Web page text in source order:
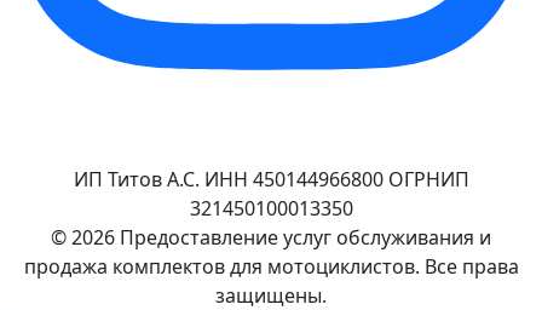
ИП Титов А.С. ИНН 450144966800 ОГРНИП
321450100013350
© 2026 Предоставление услуг обслуживания и
продажа комплектов для мотоциклистов. Все права
защищены.